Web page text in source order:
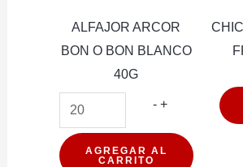
ALFAJOR ARCOR
BON O BON BLANCO
40G
- ALFAJOR
BON
+
AGREGAR AL
CARRITO